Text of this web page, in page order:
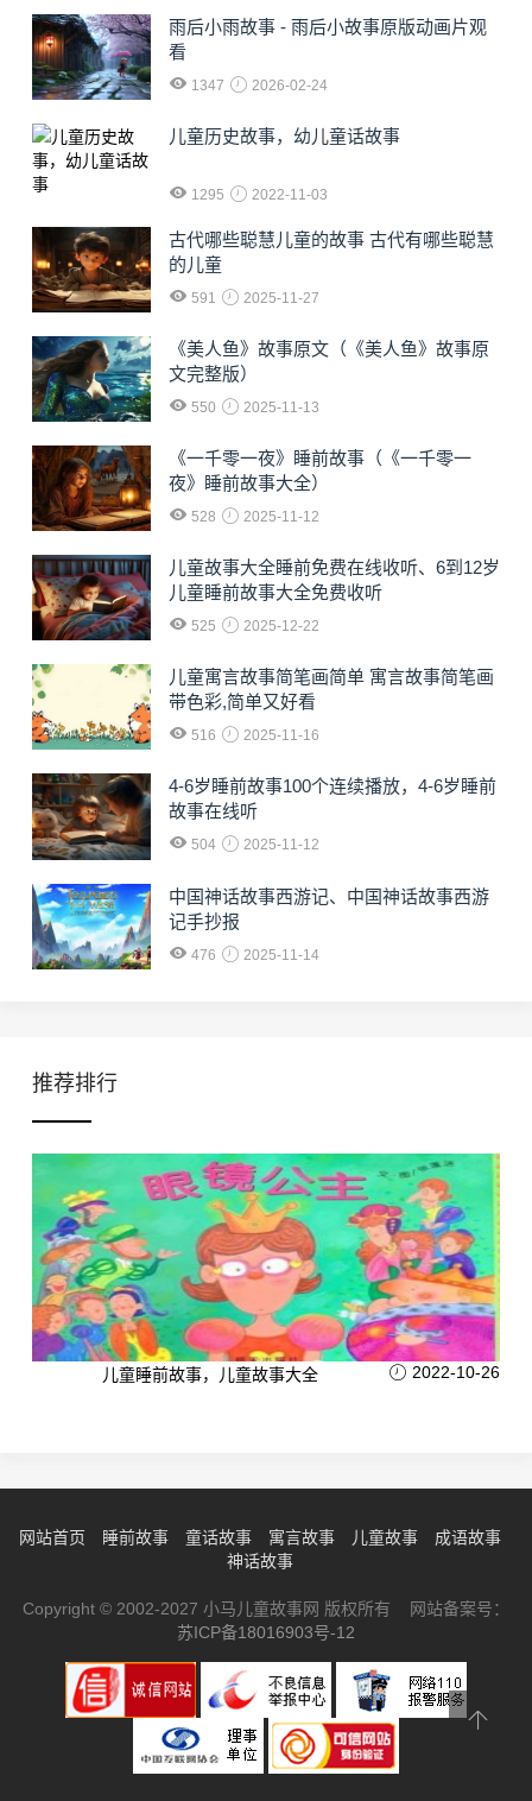
雨后小雨故事 - 雨后小故事原版动画片观
看
1347 2026-02-24
儿童历史故事，幼儿童话故事
1295 2022-11-03
古代哪些聪慧儿童的故事 古代有哪些聪慧
的儿童
591 2025-11-27
《美人鱼》故事原文（《美人鱼》故事原
文完整版）
550 2025-11-13
《一千零一夜》睡前故事（《一千零一
夜》睡前故事大全）
528 2025-11-12
儿童故事大全睡前免费在线收听、6到12岁
儿童睡前故事大全免费收听
525 2025-12-22
儿童寓言故事简笔画简单 寓言故事简笔画
带色彩,简单又好看
516 2025-11-16
4-6岁睡前故事100个连续播放，4-6岁睡前
故事在线听
504 2025-11-12
中国神话故事西游记、中国神话故事西游
记手抄报
476 2025-11-14
推荐排行
儿童睡前故事，儿童故事大全 2022-10-26
网站首页 睡前故事 童话故事 寓言故事 儿童故事
成语故事
神话故事
Copyright © 2002-2027 小马儿童故事网 版权所有 网站备案号：
苏ICP备18016903号-12